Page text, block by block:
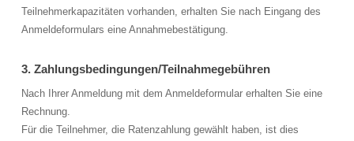
Teilnehmerkapazitäten vorhanden, erhalten Sie nach Eingang des
Anmeldeformulars eine Annahmebestätigung.
3. Zahlungsbedingungen/Teilnahmegebühren
Nach Ihrer Anmeldung mit dem Anmeldeformular erhalten Sie eine
Rechnung.
Für die Teilnehmer, die Ratenzahlung gewählt haben, ist dies